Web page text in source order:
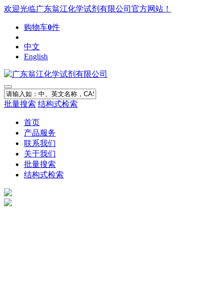
欢迎光临广东翁江化学试剂有限公司官方网站！
购物车0件
中文
English
批量搜索 结构式检索
首页
产品服务
联系我们
关于我们
批量搜索
结构式检索